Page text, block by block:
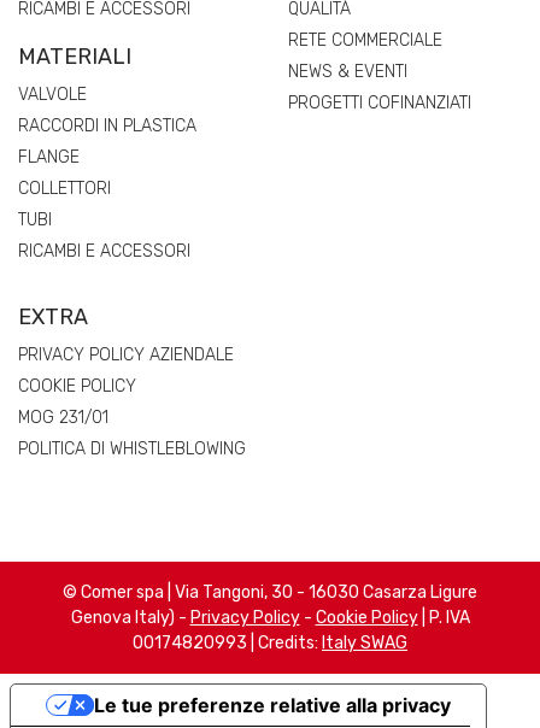
RICAMBI E ACCESSORI
MATERIALI
VALVOLE
RACCORDI IN PLASTICA
FLANGE
COLLETTORI
TUBI
RICAMBI E ACCESSORI
QUALITÀ
RETE COMMERCIALE
NEWS & EVENTI
PROGETTI COFINANZIATI
EXTRA
PRIVACY POLICY AZIENDALE
COOKIE POLICY
MOG 231/01
POLITICA DI WHISTLEBLOWING
© Comer spa | Via Tangoni, 30 - 16030 Casarza Ligure
Genova Italy) - Privacy Policy- Cookie Policy| P. IVA
00174820993 | Credits: Italy SWAG
Le tue preferenze relative alla privacy